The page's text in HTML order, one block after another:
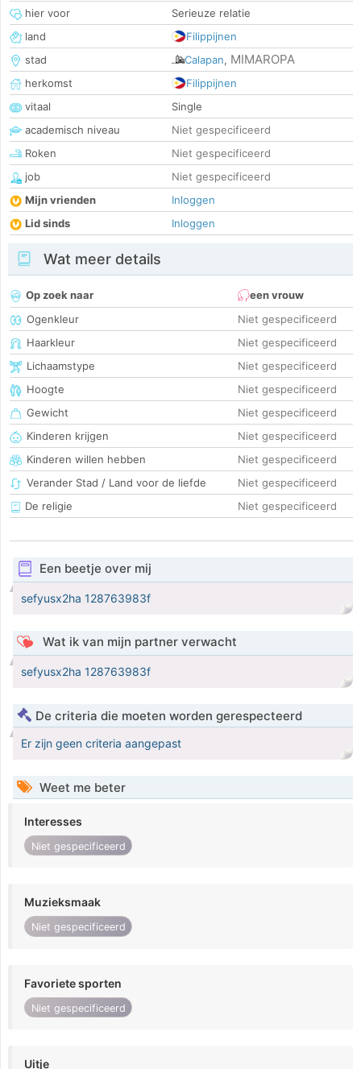
hier voor
Serieuze relatie
land
Filippijnen
stad
Calapan, MIMAROPA
herkomst
Filippijnen
vitaal
Single
academisch niveau
Niet gespecificeerd
Roken
Niet gespecificeerd
job
Niet gespecificeerd
Mijn vrienden
Inloggen
Lid sinds
Inloggen
Wat meer details
Op zoek naar
een vrouw
Ogenkleur
Niet gespecificeerd
Haarkleur
Niet gespecificeerd
Lichaamstype
Niet gespecificeerd
Hoogte
Niet gespecificeerd
Gewicht
Niet gespecificeerd
Kinderen krijgen
Niet gespecificeerd
Kinderen willen hebben
Niet gespecificeerd
Verander Stad / Land voor de liefde
Niet gespecificeerd
De religie
Niet gespecificeerd
Een beetje over mij
sefyusx2ha 128763983f
Wat ik van mijn partner verwacht
sefyusx2ha 128763983f
De criteria die moeten worden gerespecteerd
Er zijn geen criteria aangepast
Weet me beter
Interesses
Niet gespecificeerd
Muzieksmaak
Niet gespecificeerd
Favoriete sporten
Niet gespecificeerd
Uitje